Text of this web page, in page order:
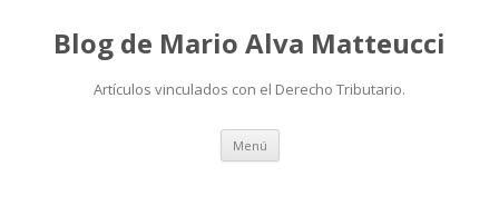
Blog de Mario Alva Matteucci
Artículos vinculados con el Derecho Tributario.
Menú Ir
contenido